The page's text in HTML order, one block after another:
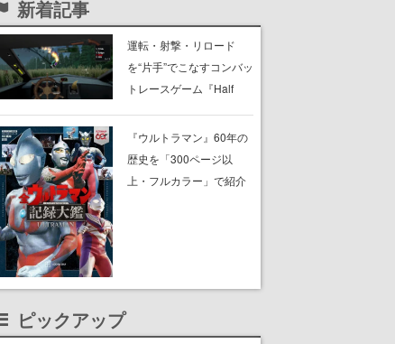
新着記事
運転・射撃・リロード
を“片手”でこなすコンバッ
トレースゲーム『Half
イバルを片手運転でぶっ
飛ばし、銃の片手撃ちで
蹴散らしながら勝利を目
『ウルトラマン』60年の
歴史を「300ページ以
上・フルカラー」で紹介
の円谷特撮も30作品以上
ピックアップ